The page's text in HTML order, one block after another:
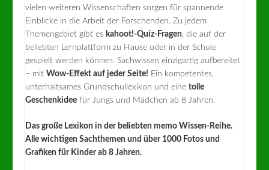
vielen weiteren Wissenschaften sorgen für spannende
Einblicke in die Arbeit der Forschenden. Zu jedem
Themengebiet gibt es kahoot!-Quiz-Fragen, die auf der
beliebten Lernplattform zu Hause oder in der Schule
gespielt werden können. Sachwissen einzigartig aufbereitet
– mitWow-Effekt auf jeder Seite! Ein kompetentes,
unterhaltsames Grundschullexikon und einetolle
Geschenkidee für Jungs und Mädchen ab 8 Jahren.
Das große Lexikon in der beliebten memo Wissen-Reihe.
Alle wichtigen Sachthemen und über 1000 Fotos und
Grafiken für Kinder ab 8 Jahren.